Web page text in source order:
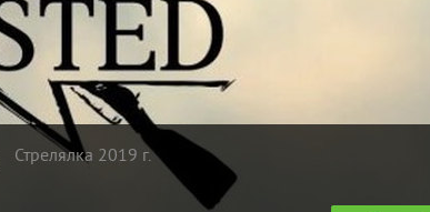
Стрелялка 2019 г.